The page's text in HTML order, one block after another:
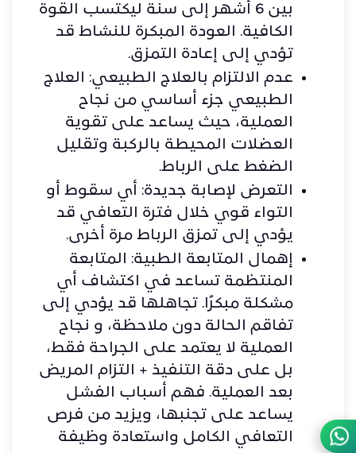
بين 6 أشهر إلى سنة ليكتسب القوة
الكافية. العودة المبكرة للنشاط قد
تؤدي إلى إعادة التمزق.
عدم الالتزام بالعلاج الطبيعي: العلاج
الطبيعي جزء أساسي من نجاح
العملية، حيث يساعد على تقوية
العضلات المحيطة بالركبة وتقليل
الضغط على الرباط.
التعرض لإصابة جديدة: أي سقوط أو
التواء قوي خلال فترة التعافي قد
يؤدي إلى تمزق الرباط مرة أخرى.
إهمال المتابعة الطبية: المتابعة
المنتظمة تساعد في اكتشاف أي
مشكلة مبكرًا. تجاهلها قد يؤدي إلى
تفاقم الحالة دون ملاحظة، و نجاح
العملية لا يعتمد على الجراحة فقط،
بل على دقة التنفيذ + التزام المريض
بعد العملية. فهم أسباب الفشل
يساعد على تجنبها، ويزيد من فرص
التعافي الكامل واستعادة وظيفة